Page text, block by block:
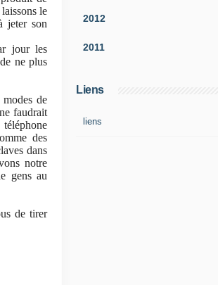
le
jeter son
jour les
ne plus
de
faudrait
des
dans
notre
gens au
de tirer
2012
2011
Liens
liens